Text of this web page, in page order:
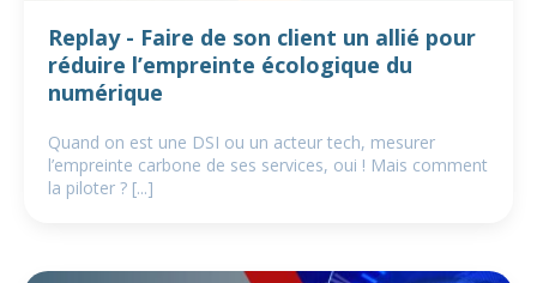
Replay - Faire de son client un allié pour
réduire l’empreinte écologique du
numérique
Quand on est une DSI ou un acteur tech, mesurer
l’empreinte carbone de ses services, oui ! Mais comment
la piloter ? [...]